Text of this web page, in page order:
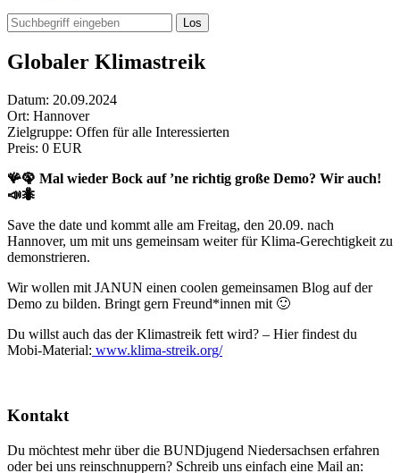
Globaler Klimastreik
Datum: 20.09.2024
Ort: Hannover
Zielgruppe: Offen für alle Interessierten
Preis: 0 EUR
🪸🦚 Mal wieder Bock auf ’ne richtig große Demo? Wir auch!
📣🐜
Save the date und kommt alle am Freitag, den 20.09. nach
Hannover, um mit uns gemeinsam weiter für Klima-Gerechtigkeit zu
demonstrieren.
Wir wollen mit JANUN einen coolen gemeinsamen Blog auf der
Demo zu bilden. Bringt gern Freund*innen mit 🙂
Du willst auch das der Klimastreik fett wird? – Hier findest du
Mobi-Material: www.klima-streik.org/
Kontakt
Du möchtest mehr über die BUNDjugend Niedersachsen erfahren
oder bei uns reinschnuppern? Schreib uns einfach eine Mail an: